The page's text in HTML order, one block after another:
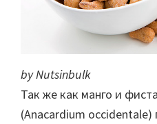
by Nutsinbulk
Так же как манго и
(Anacardium